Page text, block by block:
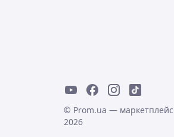
© Prom.ua — маркетплейс
2026